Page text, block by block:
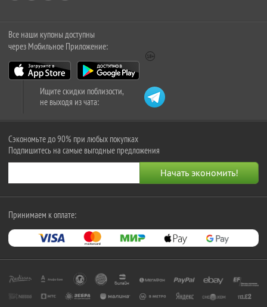
Все наши купоны доступны
через Мобильное Приложение:
Ищите скидки поблизости,
не выходя из чата:
Сэкономьте до 90% при любых покупках
Подпишитесь на самые выгодные предложения
Принимаем к оплате: